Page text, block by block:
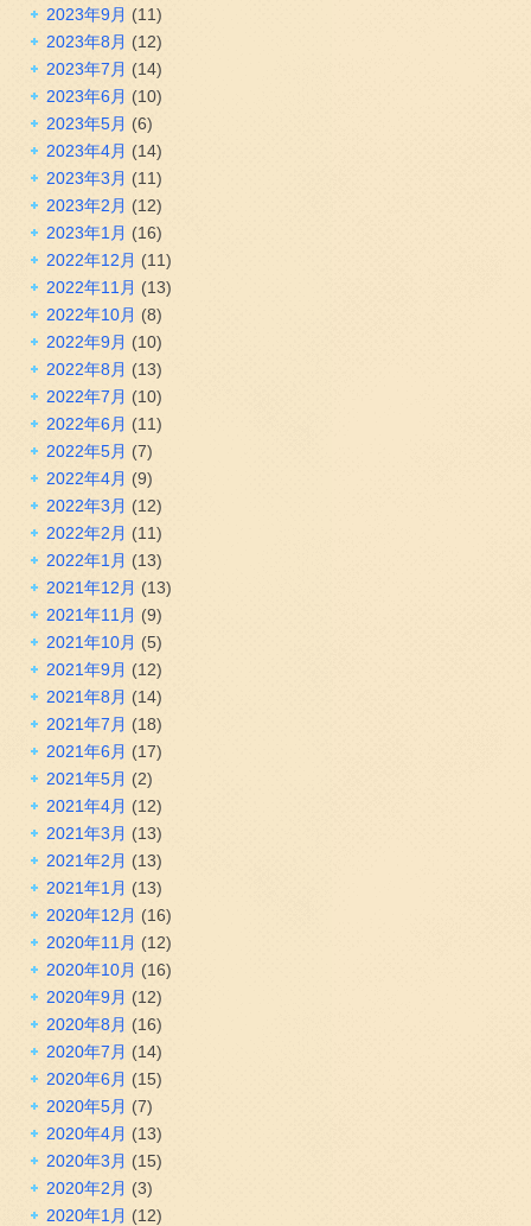
2023年9月 (11)
2023年8月 (12)
2023年7月 (14)
2023年6月 (10)
2023年5月 (6)
2023年4月 (14)
2023年3月 (11)
2023年2月 (12)
2023年1月 (16)
2022年12月 (11)
2022年11月 (13)
2022年10月 (8)
2022年9月 (10)
2022年8月 (13)
2022年7月 (10)
2022年6月 (11)
2022年5月 (7)
2022年4月 (9)
2022年3月 (12)
2022年2月 (11)
2022年1月 (13)
2021年12月 (13)
2021年11月 (9)
2021年10月 (5)
2021年9月 (12)
2021年8月 (14)
2021年7月 (18)
2021年6月 (17)
2021年5月 (2)
2021年4月 (12)
2021年3月 (13)
2021年2月 (13)
2021年1月 (13)
2020年12月 (16)
2020年11月 (12)
2020年10月 (16)
2020年9月 (12)
2020年8月 (16)
2020年7月 (14)
2020年6月 (15)
2020年5月 (7)
2020年4月 (13)
2020年3月 (15)
2020年2月 (3)
2020年1月 (12)